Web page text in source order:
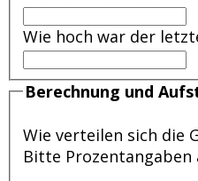
Wie hoch war der
Berechnung und
Wie verteilen sich die
Bitte Prozentangaben